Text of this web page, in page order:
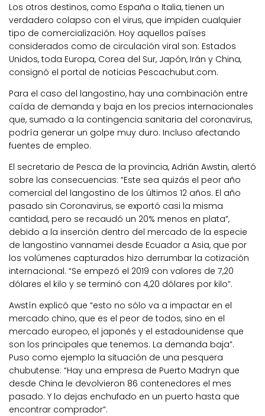
Los otros destinos, como España o Italia, tienen un
verdadero colapso con el virus, que impiden cualquier
tipo de comercialización. Hoy aquellos países
considerados como de circulación viral son: Estados
Unidos, toda Europa, Corea del Sur, Japón, Irán y China,
consignó el portal de noticias Pescachubut.com.
Para el caso del langostino, hay una combinación entre
caída de demanda y baja en los precios internacionales
que, sumado a la contingencia sanitaria del coronavirus,
podría generar un golpe muy duro. Incluso afectando
fuentes de empleo.
El secretario de Pesca de la provincia, Adrián Awstin, alertó
sobre las consecuencias: “Este sea quizás el peor año
comercial del langostino de los últimos 12 años. El año
pasado sin Coronavirus, se exportó casi la misma
cantidad, pero se recaudó un 20% menos en plata”,
debido a la inserción dentro del mercado de la especie
de langostino vannamei desde Ecuador a Asia, que por
los volúmenes capturados hizo derrumbar la cotización
internacional. “Se empezó el 2019 con valores de 7,20
dólares el kilo y se terminó con 4,20 dólares por kilo”.
Awstín explicó que “esto no sólo va a impactar en el
mercado chino, que es el peor de todos, sino en el
mercado europeo, el japonés y el estadounidense que
son los principales que tenemos. La demanda baja”.
Puso como ejemplo la situación de una pesquera
chubutense: “Hay una empresa de Puerto Madryn que
desde China le devolvieron 86 contenedores el mes
pasado. Y lo dejas enchufado en un puerto hasta que
encontrar comprador”.